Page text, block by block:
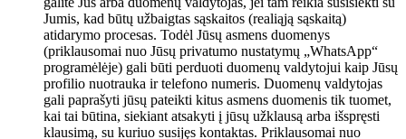
Jumis, kad būtų užbaigtas sąskaitos (realiąją sąskaitą)
atidarymo procesas. Todėl Jūsų asmens duomenys
(priklausomai nuo Jūsų privatumo nustatymų „WhatsApp“
programėlėje) gali būti perduoti duomenų valdytojui kaip Jūsų
profilio nuotrauka ir telefono numeris. Duomenų valdytojas
gali paprašyti jūsų pateikti kitus asmens duomenis tik tuomet,
kai tai būtina, siekiant atsakyti į jūsų užklausą arba išspręsti
klausimą, su kuriuo susijęs kontaktas. Priklausomai nuo